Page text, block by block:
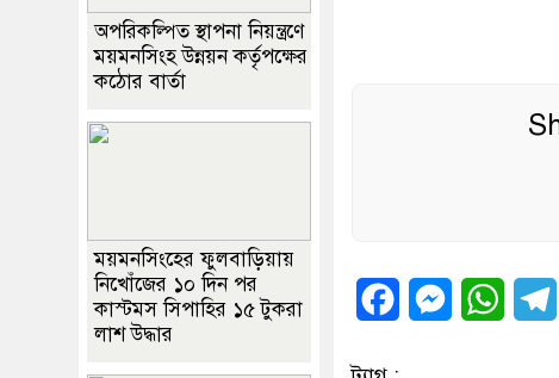
FacebookMessenger
অপরিকল্পিত স্থাপনা নিয়ন্ত্রণে
ময়মনসিংহ উন্নয়ন কর্তৃপক্ষের
কঠোর বার্তা
ময়মনসিংহের ফুলবাড়িয়ায়
নিখোঁজের ১০ দিন পর
কাস্টমস সিপাহির ১৫ টুকরা
লাশ উদ্ধার